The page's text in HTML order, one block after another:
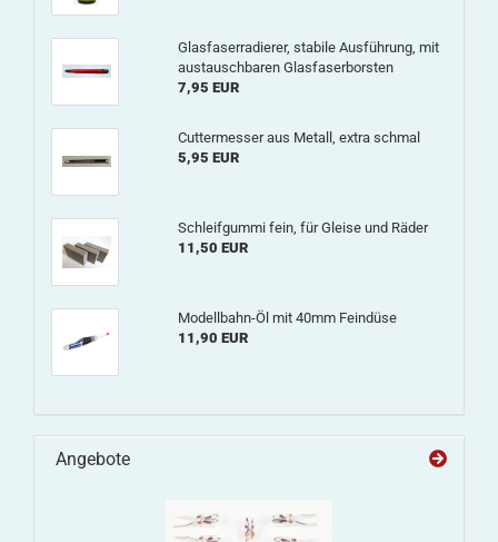
Glasfaserradierer, stabile Ausführung, mit
austauschbaren Glasfaserborsten
7,95 EUR
Cuttermesser aus Metall, extra schmal
5,95 EUR
Schleifgummi fein, für Gleise und Räder
11,50 EUR
Modellbahn-Öl mit 40mm Feindüse
11,90 EUR
Angebote